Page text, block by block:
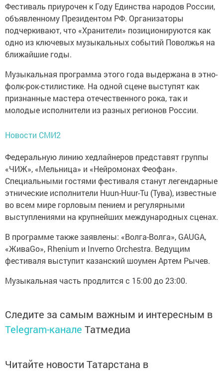
Фестиваль приурочен к Году Единства народов России,
объявленному Президентом РФ. Организаторы
подчеркивают, что «Хранители» позиционируются как
одно из ключевых музыкальных событий Поволжья на
ближайшие годы.
Музыкальная программа этого года выдержана в этно-
фолк-рок-стилистике. На одной сцене выступят как
признанные мастера отечественного рока, так и
молодые исполнители из разных регионов России.
Новости СМИ2
Федеральную линию хедлайнеров представят группы
«ЧИЖ», «Мельница» и «Нейромонах Феофан».
Специальными гостями фестиваля станут легендарные
этнические исполнители Huun-Huur-Tu (Тува), известные
во всем мире горловым пением и регулярными
выступлениями на крупнейших международных сценах.
В программе также заявлены: «Волга-Волга», GAUGA,
«ЖиваGо», Rhenium и Inverno Orchestra. Ведущим
фестиваля выступит казанский шоумен Артем Рычев.
Музыкальная часть продлится с 15:00 до 23:00.
Следите за самым важным и интересным в
Telegram-канале Татмедиа
Читайте новости Татарстана в